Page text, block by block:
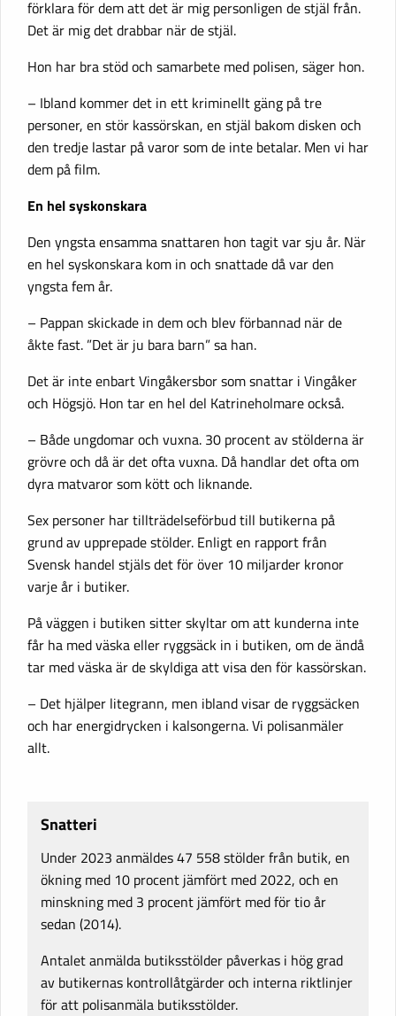
förklara för dem att det är mig personligen de stjäl från.
Det är mig det drabbar när de stjäl.
Hon har bra stöd och samarbete med polisen, säger hon.
– Ibland kommer det in ett kriminellt gäng på tre
personer, en stör kassörskan, en stjäl bakom disken och
den tredje lastar på varor som de inte betalar. Men vi har
dem på film.
En hel syskonskara
Den yngsta ensamma snattaren hon tagit var sju år. När
en hel syskonskara kom in och snattade då var den
yngsta fem år.
– Pappan skickade in dem och blev förbannad när de
åkte fast. ”Det är ju bara barn” sa han.
Det är inte enbart Vingåkersbor som snattar i Vingåker
och Högsjö. Hon tar en hel del Katrineholmare också.
– Både ungdomar och vuxna. 30 procent av stölderna är
grövre och då är det ofta vuxna. Då handlar det ofta om
dyra matvaror som kött och liknande.
Sex personer har tillträdelseförbud till butikerna på
grund av upprepade stölder. Enligt en rapport från
Svensk handel stjäls det för över 10 miljarder kronor
varje år i butiker.
På väggen i butiken sitter skyltar om att kunderna inte
får ha med väska eller ryggsäck in i butiken, om de ändå
tar med väska är de skyldiga att visa den för kassörskan.
– Det hjälper litegrann, men ibland visar de ryggsäcken
och har energidrycken i kalsongerna. Vi polisanmäler
allt.
Snatteri
Under 2023 anmäldes 47 558 stölder från butik, en
ökning med 10 procent jämfört med 2022, och en
minskning med 3 procent jämfört med för tio år
sedan (2014).
Antalet anmälda butiksstölder påverkas i hög grad
av butikernas kontrollåtgärder och interna riktlinjer
för att polisanmäla butiksstölder.